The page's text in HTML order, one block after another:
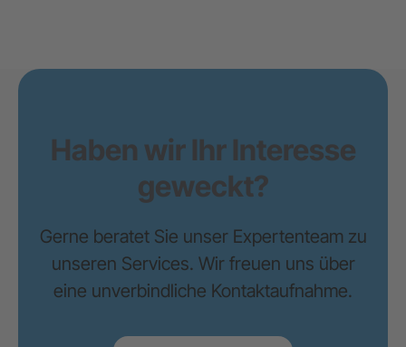
Haben wir Ihr Interesse
geweckt?
Gerne beratet Sie unser Expertenteam zu
unseren Services. Wir freuen uns über
eine unverbindliche Kontaktaufnahme.